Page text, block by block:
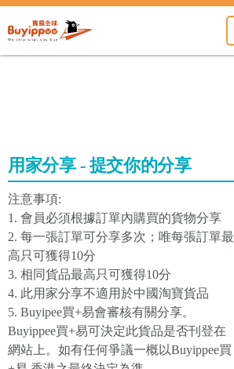
用家分享 - 提交你的分享
注意事項:
1. 會員必須根據訂單內購買的貨物分享
2. 每一張訂單可分享多次；唯每張訂單最
高只可獲得10分
3. 相同貨品最高只可獲得10分
4. 此用家分享不適用於中國淘寶貨品
5. Buyipee買+易會審核有關分享。
Buyippee買+易可決定此貨品是否刊登在
網站上。如有任何爭議一概以Buyippee買